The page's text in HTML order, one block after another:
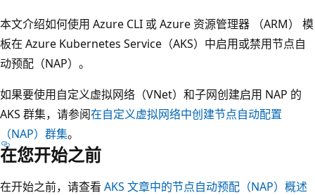
本文介绍如何使用 Azure CLI 或 Azure 资源管理器 （ARM） 模
板在 Azure Kubernetes Service（AKS）中启用或禁用节点自
动预配（NAP）。
如果要使用自定义虚拟网络（VNet）和子网创建启用 NAP 的
AKS 群集，请参阅在自定义虚拟网络中创建节点自动配置
（NAP）群集。
在您开始之前
在开始之前，请查看 AKS 文章中的节点自动预配（NAP）概述